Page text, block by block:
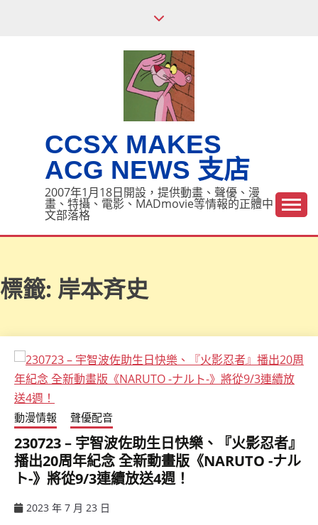
CCSX MAKES
ACG NEWS 支店
2007年1月18日開設，提供動畫、聲優、漫
畫、特攝、電影、MADmovie等情報的正體中
文部落格
標籤: 岸本斉史
動漫情報 聲優配音
230723 – 宇智波佐助生日快樂、『火影忍者』
播出20周年紀念 全新動畫版《NARUTO -ナル
ト-》將從9/3連續放送4週！
2023 年 7 月 23 日